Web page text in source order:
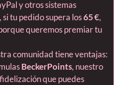
y otros sistemas
tu pedido supera los65 €,
queremos premiar tu
comunidad tiene ventajas:
BeckerPoints, nuestro
que puedes